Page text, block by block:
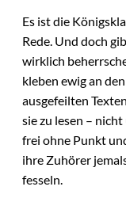
Es ist die
Rede. Und doch
wirklich
kleben ewig an
ausgefeilten
sie zu lesen –
frei ohne Punkt
ihre Zuhörer
fesseln.